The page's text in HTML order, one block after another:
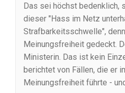
Das sei höchst bedenklich,
dieser "Hass im Netz
Strafbarkeitsschwelle",
Meinungsfreiheit gedeckt.
Ministerin. Das ist kein
berichtet von Fällen, die er
Meinungsfreiheit führte -